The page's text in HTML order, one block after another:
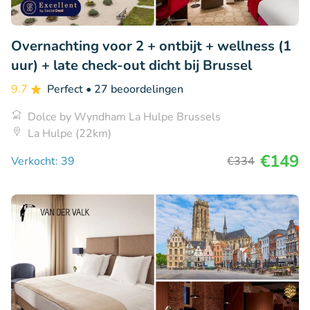
Overnachting voor 2 + ontbijt + wellness (1
uur) + late check-out dicht bij Brussel
9.7 Perfect • 27 beoordelingen
Dolce by Wyndham La Hulpe Brussels
La Hulpe (22km)
Verkocht: 39
€334 €149